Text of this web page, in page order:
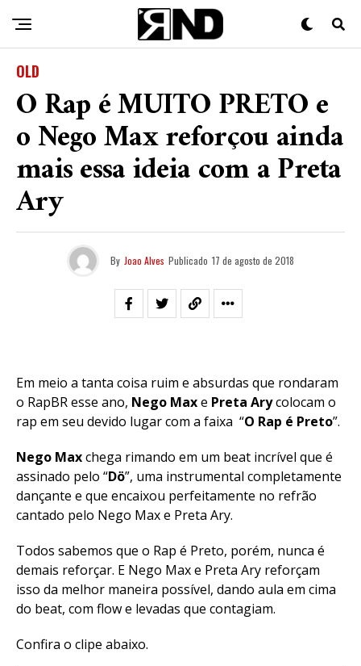
OLD
O Rap é MUITO PRETO e
o Nego Max reforçou ainda
mais essa ideia com a Preta
Ary
By Joao Alves Publicado 17 de agosto de 2018
Em meio a tanta coisa ruim e absurdas que rondaram
o RapBR esse ano, Nego Maxe Preta Arycolocam o
rap em seu devido lugar com a faixa “O Rap é Preto”.
Nego Maxchega rimando em um beat incrível que é
assinado pelo “Dö”, uma instrumental completamente
dançante e que encaixou perfeitamente no refrão
cantado pelo Nego Max e Preta Ary.
Todos sabemos que o Rap é Preto, porém, nunca é
demais reforçar. E Nego Max e Preta Ary reforçam
isso da melhor maneira possível, dando aula em cima
do beat, com flow e levadas que contagiam.
Confira o clipe abaixo.